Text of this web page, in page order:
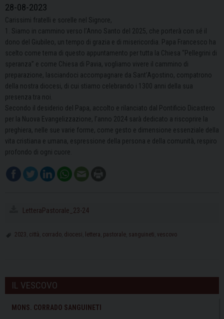
28-08-2023
Carissimi fratelli e sorelle nel Signore,
1. Siamo in cammino verso l’Anno Santo del 2025, che porterà con sé il
dono del Giubileo, un tempo di grazia e di misericordia. Papa Francesco ha
scelto come tema di questo appuntamento per tutta la Chiesa “Pellegrini di
speranza” e come Chiesa di Pavia, vogliamo vivere il cammino di
preparazione, lasciandoci accompagnare da Sant’Agostino, compatrono
della nostra diocesi, di cui stiamo celebrando i 1300 anni della sua
presenza tra noi.
Secondo il desiderio del Papa, accolto e rilanciato dal Pontificio Dicastero
per la Nuova Evangelizzazione, l’anno 2024 sarà dedicato a riscoprire la
preghiera, nelle sue varie forme, come gesto e dimensione essenziale della
vita cristiana e umana, espressione della persona e della comunità, respiro
profondo di ogni cuore.
LetteraPastorale_23-24
2023 città corrado diocesi lettera pastorale sanguineti vescovo
IL VESCOVO
MONS. CORRADO SANGUINETI